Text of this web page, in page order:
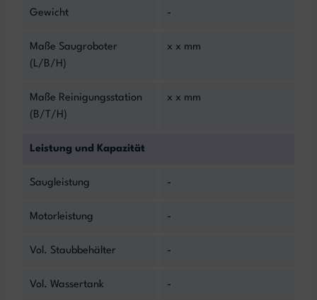
Gewicht -
Maße Saugroboter
(L/B/H)
x x mm
Maße Reinigungsstation
(B/T/H)
x x mm
Leistung und Kapazität
Saugleistung -
Motorleistung -
Vol. Staubbehälter -
Vol. Wassertank -